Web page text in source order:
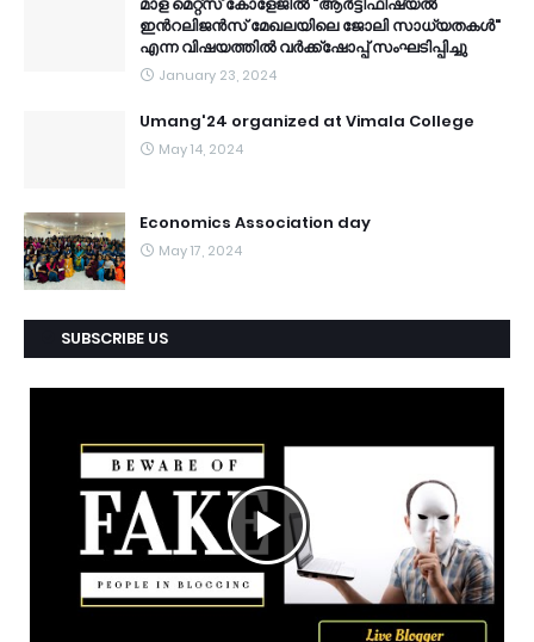
ഇൻറലിജൻസ് മേഖലയിലെ ജോലി സാധ്യതകൾ"
എന്ന വിഷയത്തിൽ വർക്ക്ഷോപ്പ് സംഘടിപ്പിച്ചു
January 23, 2024
Umang'24 organized at Vimala College
May 14, 2024
Economics Association day
May 17, 2024
SUBSCRIBE US